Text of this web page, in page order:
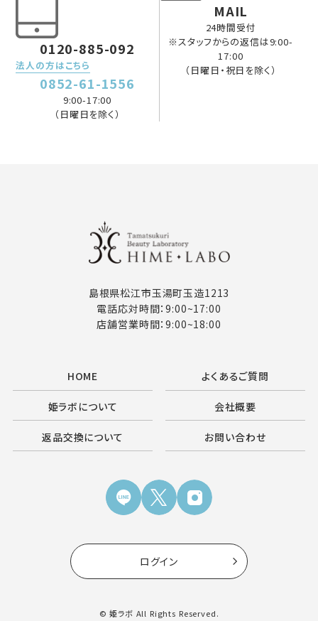
0120-885-092
法人の方はこちら
0852-61-1556
9:00-17:00
（日曜日を除く）
MAIL
24時間受付
※スタッフからの返信は9:00-
17:00
（日曜日・祝日を除く）
島根県松江市玉湯町玉造1213
電話応対時間：9:00~17:00
店舗営業時間：9:00~18:00
HOME よくあるご質問
姫ラボについて 会社概要
返品交換について お問い合わせ
ログイン
© 姫ラボ All Rights Reserved.